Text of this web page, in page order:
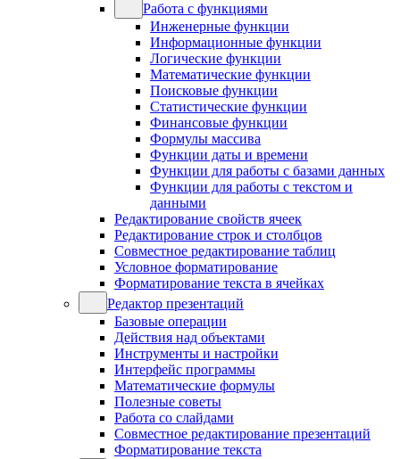
Работа с функциями
Инженерные функции
Информационные функции
Логические функции
Математические функции
Поисковые функции
Статистические функции
Финансовые функции
Формулы массива
Функции даты и времени
Функции для работы с базами данных
Функции для работы с текстом и
данными
Редактирование свойств ячеек
Редактирование строк и столбцов
Совместное редактирование таблиц
Условное форматирование
Форматирование текста в ячейках
Редактор презентаций
Базовые операции
Действия над объектами
Инструменты и настройки
Интерфейс программы
Математические формулы
Полезные советы
Работа со слайдами
Совместное редактирование презентаций
Форматирование текста